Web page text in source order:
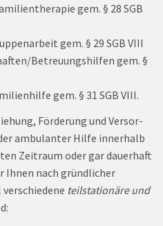
gem. § 28 SGB
gem. § 29 SGB VIII
Betreuungshilfen gem. §
gem. § 31 SGB VIII.
Förderung und Versor­
ambulanter Hilfe innerhalb
Zeitraum oder gar dauerhaft
Ihnen nach gründlicher
teilstationäre und